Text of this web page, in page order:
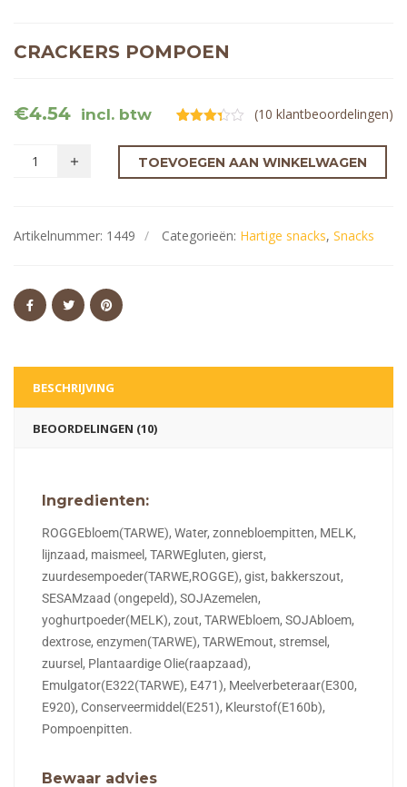
CRACKERS POMPOEN
3.30op
5
gebaseerd
(10 klantbeoordelingen)
€4.54 incl. btw
TOEVOEGEN AAN WINKELWAGEN
Artikelnummer: 1449 Categorieën: Hartige snacks, Snacks
BESCHRIJVING
BEOORDELINGEN (10)
Ingredienten:
ROGGEbloem(TARWE), Water, zonnebloempitten, MELK,
lijnzaad, maismeel, TARWEgluten, gierst,
zuurdesempoeder(TARWE,ROGGE), gist, bakkerszout,
SESAMzaad (ongepeld), SOJAzemelen,
yoghurtpoeder(MELK), zout, TARWEbloem, SOJAbloem,
dextrose, enzymen(TARWE), TARWEmout, stremsel,
zuursel, Plantaardige Olie(raapzaad),
Emulgator(E322(TARWE), E471), Meelverbeteraar(E300,
E920), Conserveermiddel(E251), Kleurstof(E160b),
Pompoenpitten.
Bewaar advies